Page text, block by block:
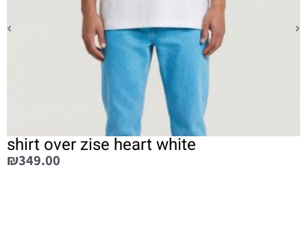
shirt over zise heart white
₪349.00